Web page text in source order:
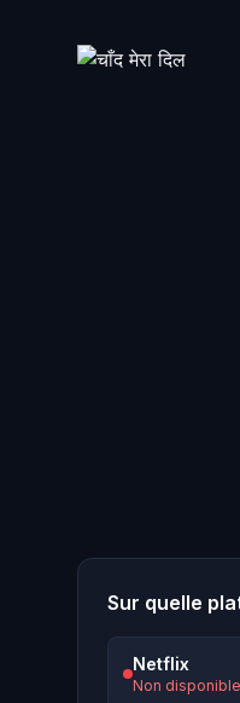
Sur quelle
Netflix
Non disponible